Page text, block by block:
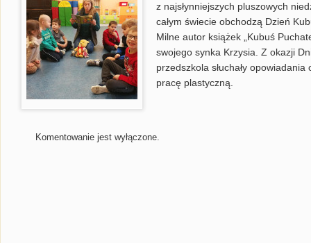
z najsłynniejszych pluszowych
całym świecie obchodzą Dzień
Milne autor książek „Kubuś
swojego synka Krzysia. Z okazji
przedszkola słuchały
pracę plastyczną.
Komentowanie jest wyłączone.